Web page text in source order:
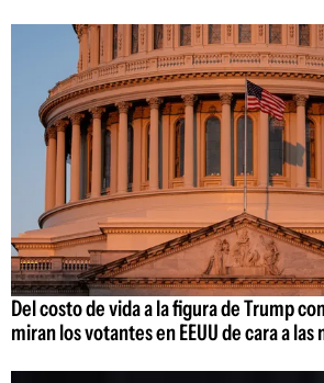
Del costo de vida a la figura de Trump
miran los votantes en EEUU de cara a